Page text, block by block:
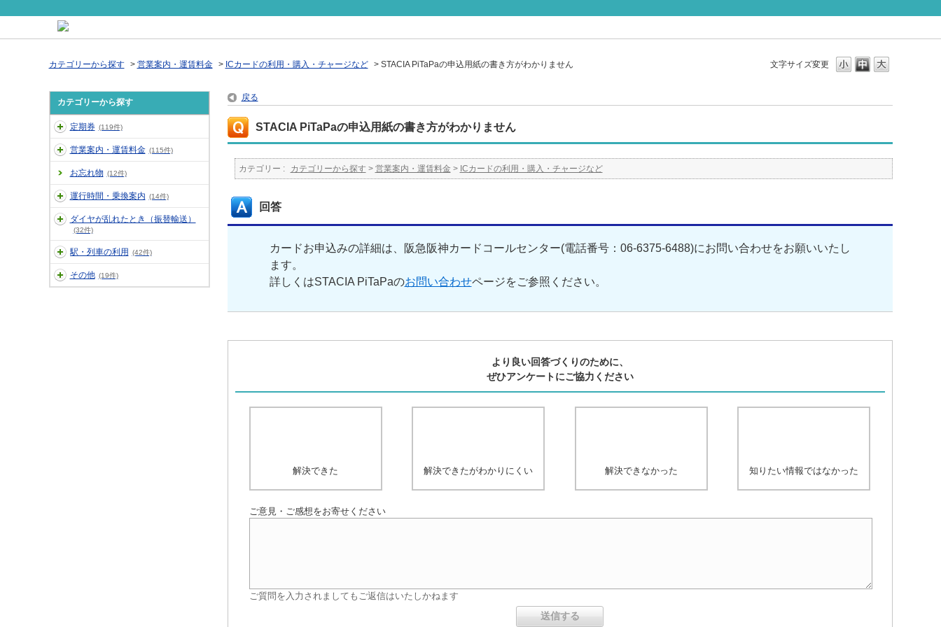
文字サイズ変更
カテゴリーから探す > 営業案内・運賃料金 > ICカードの利用・購入・チャージなど > STACIA PiTaPaの申込用紙の書き方がわかりません
カテゴリーから探す
定期券 (119件)
営業案内・運賃料金 (115件)
お忘れ物 (12件)
運行時間・乗換案内 (14件)
ダイヤが乱れたとき（振替輸送）
(32件)
駅・列車の利用 (42件)
その他 (19件)
戻る
STACIA PiTaPaの申込用紙の書き方がわかりません
カテゴリー : カテゴリーから探す > 営業案内・運賃料金 > ICカードの利用・購入・チャージなど
回答
カードお申込みの詳細は、阪急阪神カードコールセンター(電話番号：06-6375-6488)にお問い合わせをお願いいたし
ます。
詳しくはSTACIA PiTaPaのお問い合わせページをご参照ください。
より良い回答づくりのために、
ぜひアンケートにご協力ください
解決できた 解決できたがわかりにくい 解決できなかった 知りたい情報ではなかった
ご意見・ご感想をお寄せください
ご質問を入力されましてもご返信はいたしかねます